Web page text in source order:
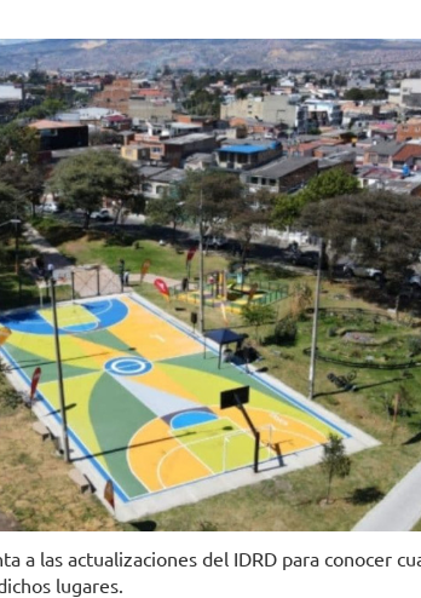
a las actualizaciones del IDRD para conocer
lugares.